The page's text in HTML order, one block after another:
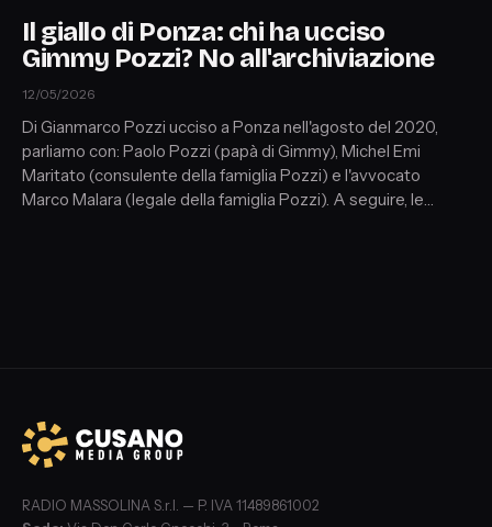
Il giallo di Ponza: chi ha ucciso
Gimmy Pozzi? No all'archiviazione
12/05/2026
Di Gianmarco Pozzi ucciso a Ponza nell'agosto del 2020,
parliamo con: Paolo Pozzi (papà di Gimmy), Michel Emi
Maritato (consulente della famiglia Pozzi) e l'avvocato
Marco Malara (legale della famiglia Pozzi). A seguire, le
RADIO MASSOLINA S.r.l. — P. IVA 11489861002